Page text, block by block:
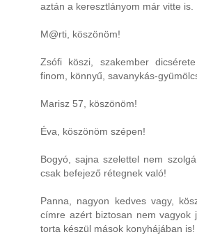
aztán a keresztlányom már vitte is.
M@rti, köszönöm!
Zsófi köszi, szakember
finom, könnyű, savanykás-
Marisz 57, köszönöm!
Éva, köszönöm szépen!
Bogyó, sajna szelettel nem
csak befejező rétegnek való!
Panna, nagyon kedves vagy,
címre azért biztosan nem vagyok
torta készül mások konyhájában is!